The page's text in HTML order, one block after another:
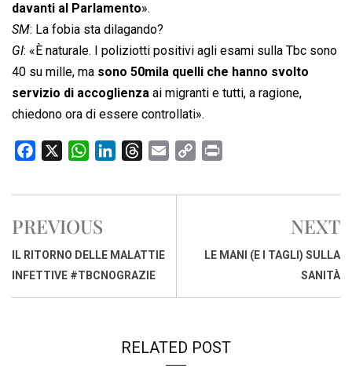
davanti al Parlamento».
SM: La fobia sta dilagando?
GI: «È naturale. I poliziotti positivi agli esami sulla Tbc sono
40 su mille, ma sono 50mila quelli che hanno svolto
servizio di accoglienza ai migranti e tutti, a ragione,
chiedono ora di essere controllati».
c
b
o
o
W
a
s
A
p
n
d
I
r
d
s
a
p
i
PREVIOUS
IL RITORNO DELLE MALATTIE
INFETTIVE #TBCNOGRAZIE
NEXT
LE MANI (E I TAGLI) SULLA
SANITÀ
RELATED POST